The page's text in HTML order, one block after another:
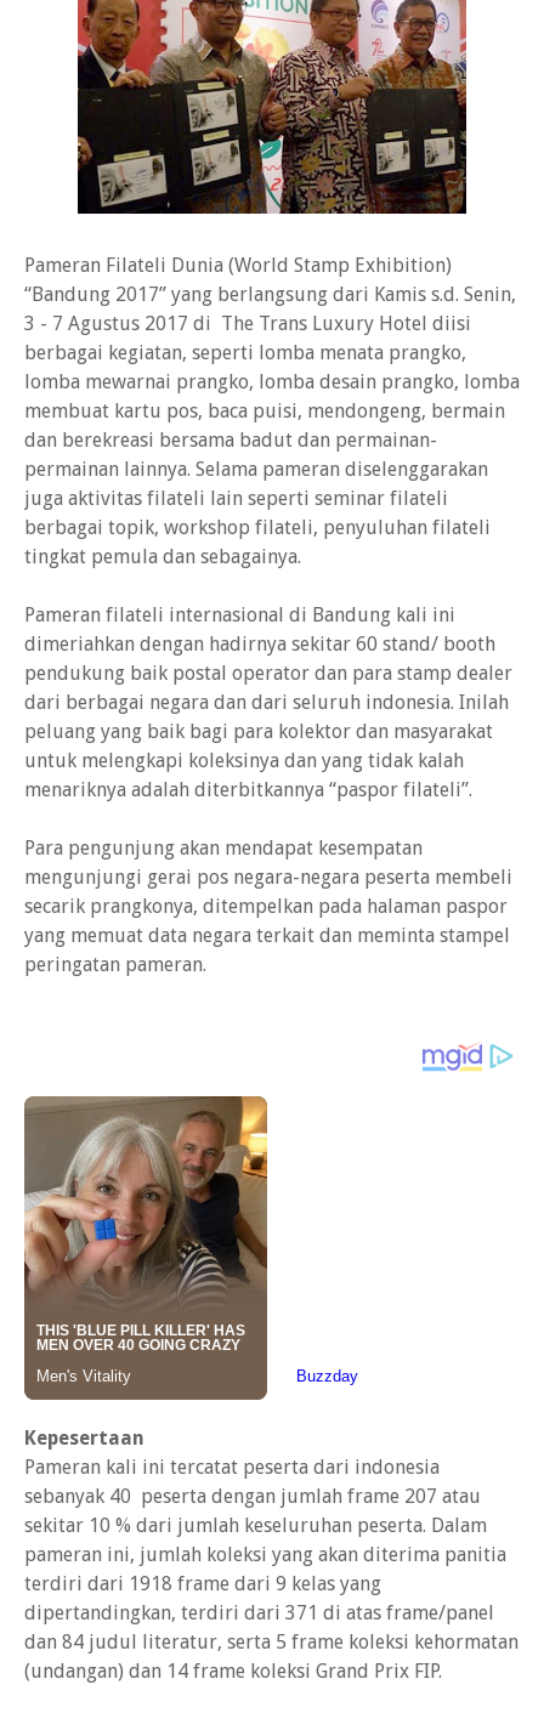
Pameran Filateli Dunia (World Stamp Exhibition)
“Bandung 2017” yang berlangsung dari Kamis s.d. Senin,
3 - 7 Agustus 2017 di The Trans Luxury Hotel diisi
berbagai kegiatan, seperti lomba menata prangko,
lomba mewarnai prangko, lomba desain prangko, lomba
membuat kartu pos, baca puisi, mendongeng, bermain
dan berekreasi bersama badut dan permainan-
permainan lainnya. Selama pameran diselenggarakan
juga aktivitas filateli lain seperti seminar filateli
berbagai topik, workshop filateli, penyuluhan filateli
tingkat pemula dan sebagainya.
Pameran filateli internasional di Bandung kali ini
dimeriahkan dengan hadirnya sekitar 60 stand/ booth
pendukung baik postal operator dan para stamp dealer
dari berbagai negara dan dari seluruh indonesia. Inilah
peluang yang baik bagi para kolektor dan masyarakat
untuk melengkapi koleksinya dan yang tidak kalah
menariknya adalah diterbitkannya “paspor filateli”.
Para pengunjung akan mendapat kesempatan
mengunjungi gerai pos negara-negara peserta membeli
secarik prangkonya, ditempelkan pada halaman paspor
yang memuat data negara terkait dan meminta stampel
peringatan pameran.
Kepesertaan
Pameran kali ini tercatat peserta dari indonesia
sebanyak 40 peserta dengan jumlah frame 207 atau
sekitar 10 % dari jumlah keseluruhan peserta. Dalam
pameran ini, jumlah koleksi yang akan diterima panitia
terdiri dari 1918 frame dari 9 kelas yang
dipertandingkan, terdiri dari 371 di atas frame/panel
dan 84 judul literatur, serta 5 frame koleksi kehormatan
(undangan) dan 14 frame koleksi Grand Prix FIP.